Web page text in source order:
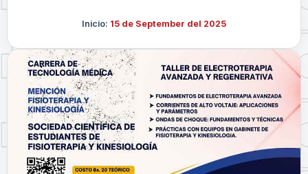
Inicio: 15 de September del 2025